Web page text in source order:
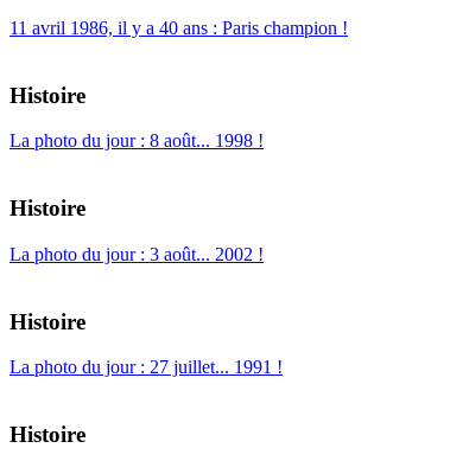
11 avril 1986, il y a 40 ans : Paris champion !
Histoire
La photo du jour : 8 août... 1998 !
Histoire
La photo du jour : 3 août... 2002 !
Histoire
La photo du jour : 27 juillet... 1991 !
Histoire